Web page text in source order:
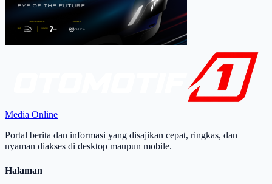
Media Online
Portal berita dan informasi yang disajikan cepat, ringkas, dan
nyaman diakses di desktop maupun mobile.
Halaman